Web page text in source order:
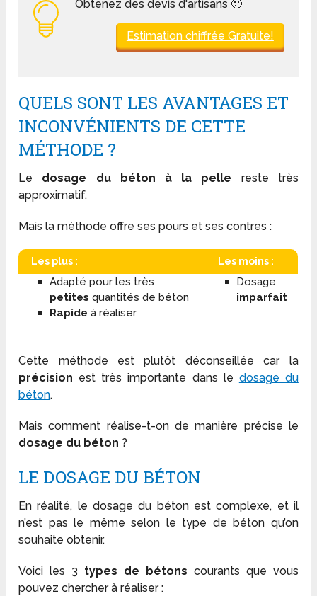
Obtenez des devis d'artisans 🙂
Estimation chiffrée Gratuite!
QUELS SONT LES AVANTAGES ET
INCONVÉNIENTS DE CETTE
MÉTHODE ?
Le dosage du béton à la pelle reste très
approximatif.
Mais la méthode offre ses pours et ses contres :
Les plus : Les moins :
Adapté pour les très
petites quantités de béton
Rapide à réaliser
Dosage
imparfait
Cette méthode est plutôt déconseillée car la
précision est très importante dans le dosage du
béton.
Mais comment réalise-t-on de manière précise le
dosage du béton ?
LE DOSAGE DU BÉTON
En réalité, le dosage du béton est complexe, et il
n’est pas le même selon le type de béton qu’on
souhaite obtenir.
Voici les 3 types de bétons courants que vous
pouvez chercher à réaliser :